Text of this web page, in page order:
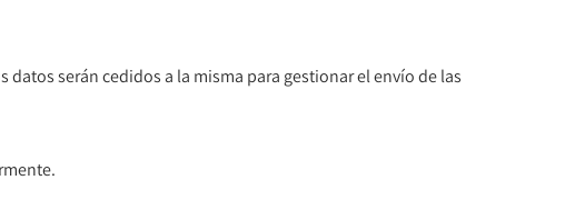
serán cedidos a la misma para gestionar el envío de las